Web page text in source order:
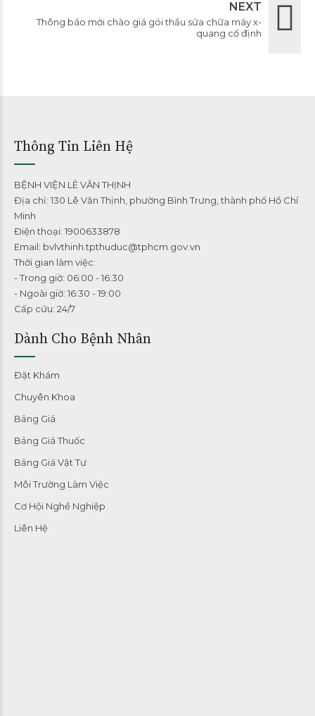
NEXT
Thông báo mời chào giá gói thầu sửa chữa máy x-
quang cố định
Thông Tin Liên Hệ
BỆNH VIỆN LÊ VĂN THỊNH
Địa chỉ: 130 Lê Văn Thịnh, phường Bình Trưng, thành phố Hồ Chí
Minh
Điện thoại: 1900633878
Email: bvlvthinh.tpthuduc@tphcm.gov.vn
Thời gian làm việc:
- Trong giờ: 06:00 - 16:30
- Ngoài giờ: 16:30 - 19:00
Cấp cứu: 24/7
Dành Cho Bệnh Nhân
Đặt Khám
Chuyên Khoa
Bảng Giá
Bảng Giá Thuốc
Bảng Giá Vật Tư
Môi Trường Làm Việc
Cơ Hội Nghề Nghiệp
Liên Hệ